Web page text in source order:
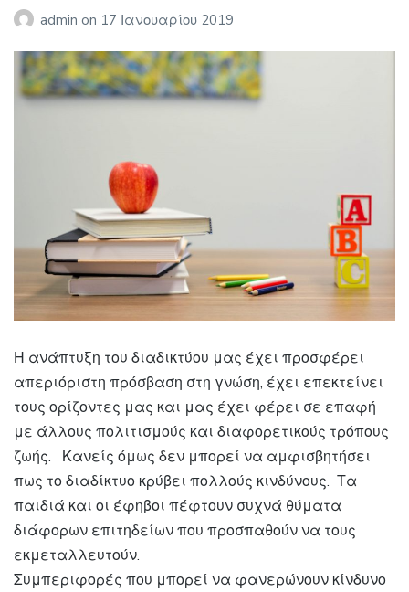
admin on 17 Ιανουαρίου 2019
Η ανάπτυξη του διαδικτύου μας έχει προσφέρει
απεριόριστη πρόσβαση στη γνώση, έχει επεκτείνει
τους ορίζοντες μας και μας έχει φέρει σε επαφή
με άλλους πολιτισμούς και διαφορετικούς τρόπους
ζωής. Κανείς όμως δεν μπορεί να αμφισβητήσει
πως το διαδίκτυο κρύβει πολλούς κινδύνους. Τα
παιδιά και οι έφηβοι πέφτουν συχνά θύματα
διάφορων επιτηδείων που προσπαθούν να τους
εκμεταλλευτούν.
Συμπεριφορές που μπορεί να φανερώνουν κίνδυνο